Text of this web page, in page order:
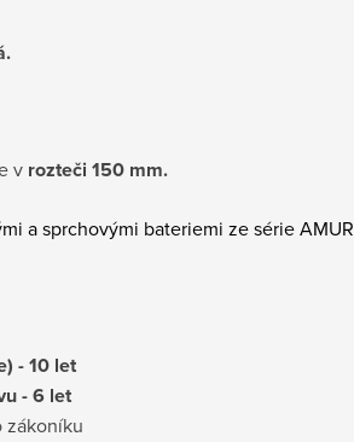
v rozteči 150 mm.
a sprchovými bateriemi ze série AMUR
- 10 let
- 6 let
zákoníku